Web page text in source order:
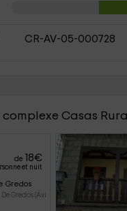
CR-AV-05-000728
Casas
de 18€
et nuit
Gredos
Gredos (Ávila